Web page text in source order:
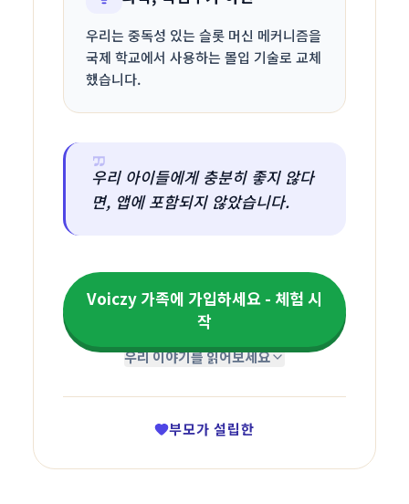
우리는 중독성 있는 슬롯 머신 메커니즘을
국제 학교에서 사용하는 몰입 기술로 교체
했습니다.
우리 아이들에게 충분히 좋지 않다
면, 앱에 포함되지 않았습니다.
Voiczy 가족에 가입하세요 - 체험 시
작
우리 이야기를 읽어보세요
부모가 설립한